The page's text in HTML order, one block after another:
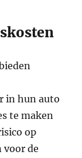
in hun auto
te maken
op
voor de